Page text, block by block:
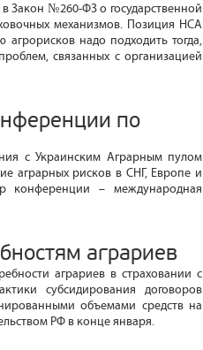
Закон №260-ФЗ о государственной
механизмов. Позиция НСА
надо подходить тогда,
связанных с организацией
по
с Украинским Аграрным пулом
аграрных рисков в СНГ, Европе и
конференции – международная
аграриев
аграриев в страховании с
субсидирования договоров
объемами средств на
РФ в конце января.